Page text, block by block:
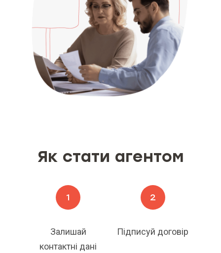
Як стати агентом
1
Залишай
контактні дані
2
Підписуй договір